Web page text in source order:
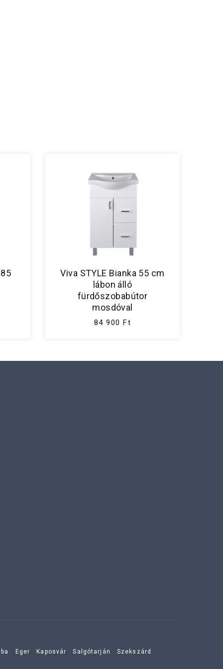
Viva STYLE Bianka 55 cm
lábon álló
fürdőszobabútor
mosdóval
84 900 Ft
Eger Kaposvár Salgótarján Szekszárd